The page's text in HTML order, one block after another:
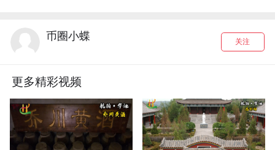
币圈小蝶 关注
更多精彩视频